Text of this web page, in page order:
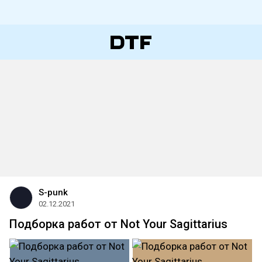
S-punk
02.12.2021
Подборка работ от Not Your Sagittarius